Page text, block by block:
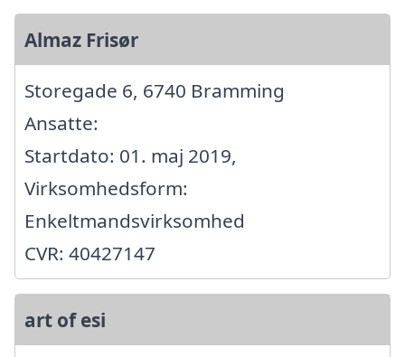
Almaz Frisør
Storegade 6, 6740 Bramming
Ansatte:
Startdato: 01. maj 2019,
Virksomhedsform:
Enkeltmandsvirksomhed
CVR: 40427147
art of esi